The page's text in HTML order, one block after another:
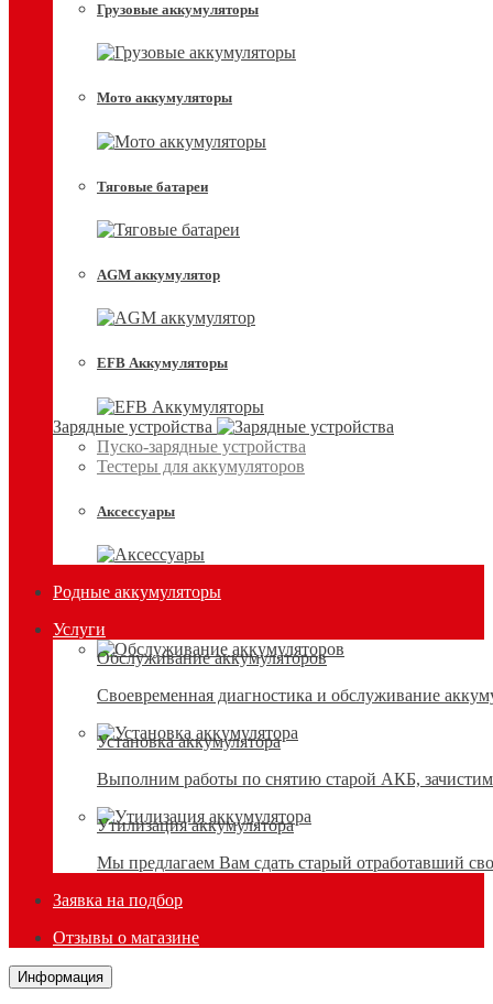
Грузовые аккумуляторы
Мото аккумуляторы
Тяговые батареи
AGM аккумулятор
EFB Аккумуляторы
Зарядные устройства
Пуско-зарядные устройства
Тестеры для аккумуляторов
Аксессуары
Родные аккумуляторы
Услуги
Обслуживание аккумуляторов
Своевременная диагностика и обслуживание
Установка аккумулятора
Выполним работы по снятию старой АКБ, зачистим
Утилизация аккумулятора
Мы предлагаем Вам сдать старый отработавший
Заявка на подбор
Отзывы о магазине
Информация